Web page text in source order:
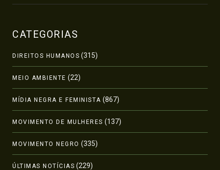
CATEGORIAS
DIREITOS HUMANOS (315)
MEIO AMBIENTE (22)
MÍDIA NEGRA E FEMINISTA (867)
MOVIMENTO DE MULHERES (137)
MOVIMENTO NEGRO (335)
ÚLTIMAS NOTÍCIAS (229)